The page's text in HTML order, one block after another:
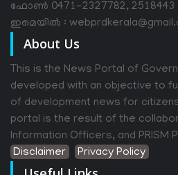
ഫോൺ 0471-2327782, 2518443
ഇമെയിൽ :
About Us
This is the News Portal of
developed with an objective to
of development news for
portal is the result of the
Information Officers, and PRISM
Disclaimer
Privacy Policy